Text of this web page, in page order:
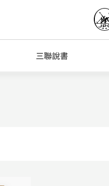
三聯說書